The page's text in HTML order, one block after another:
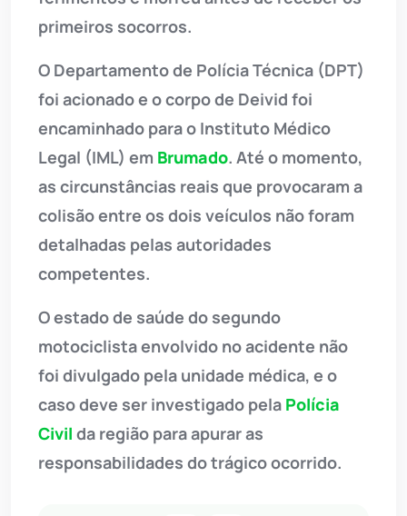
primeiros socorros.
O Departamento de Polícia Técnica (DPT)
foi acionado e o corpo de Deivid foi
encaminhado para o Instituto Médico
Legal (IML) em Brumado. Até o momento,
as circunstâncias reais que provocaram a
colisão entre os dois veículos não foram
detalhadas pelas autoridades
competentes.
O estado de saúde do segundo
motociclista envolvido no acidente não
foi divulgado pela unidade médica, e o
caso deve ser investigado pela Polícia
Civil da região para apurar as
responsabilidades do trágico ocorrido.